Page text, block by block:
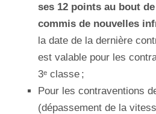
ses 12 points au bout de
commis de nouvelles
la date de la dernière
est valable pour les
3ᵉ classe ;
Pour les contraventions
(dépassement de la